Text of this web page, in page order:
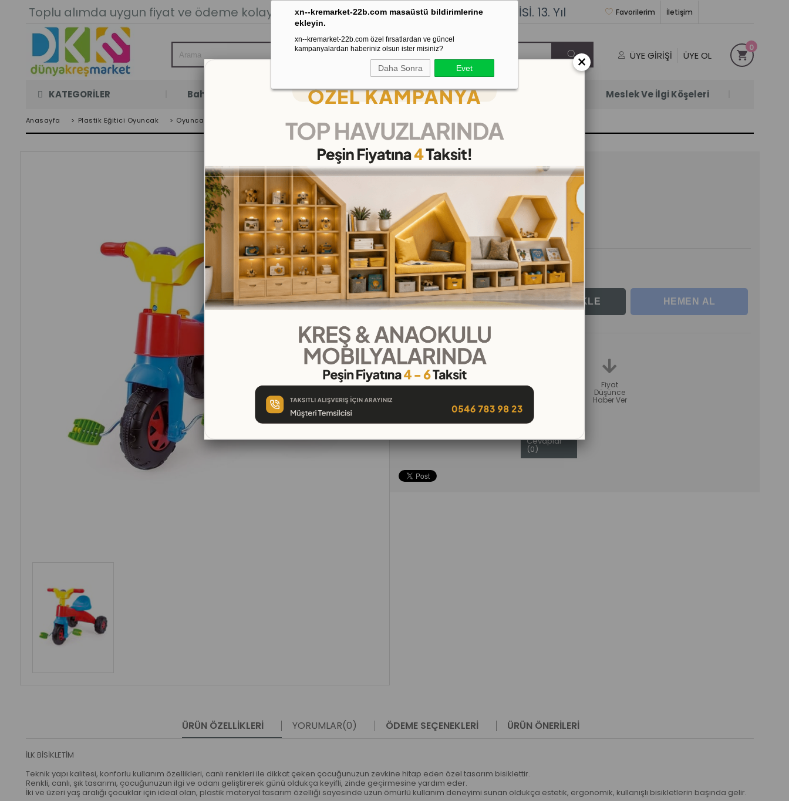
xn--kremarket-22b.com masaüstü bildirimlerine
ekleyin.
xn--kremarket-22b.com özel fırsatlardan ve güncel
kampanyalardan haberiniz olsun ister misiniz?
Daha Sonra Evet
Toplu alımda uygun fiyat ve ödeme kolaylığı. Stoktan Gönderim.% 100İADEGARANTİSİ. 13. Yıl İletişim
Favorilerim
ÜYE GIRIŞI ÜYE OL
0
KATEGORİLER Bahçe Oyun Odası Kaydırak Salıncak Tahterevalli Çok Satanlar Meslek Ve İlgi Köşeleri
Anasayfa > Plastik Eğitici Oyuncak > Oyuncak Arabalar 3 Tekerlekli İlk Bisikletim
3 Tekerlekli İlk Bisikletim
(KMD7206)
₺1.645,00 (KDV Dahil)
₺182,78 `den başlayan taksitlerle
Telefonla Favorilere İstek Listeme Fiyat
Düşünce
Haber Ver
Sorular (0)
Cevaplar
(0)
ÜRÜN ÖZELLIKLERI YORUMLAR(0) ÖDEME SEÇENEKLERI ÜRÜN ÖNERILERI
İLK BİSİKLETİM
Teknik yapı kalitesi, konforlu kullanım özellikleri, canlı renkleri ile dikkat çeken çocuğunuzun zevkine hitap eden özel tasarım bisiklettir.
Renkli, canlı, şık tasarımı, çocuğunuzun ilgi ve odanı geliştirerek günü oldukça keyifli, zinde geçirmesine yardım eder.
İki ve üzeri yaş aralığı çocuklar için ideal olan, plastik materyal tasarım özelliği sayesinde uzun ömürlü kullanım deneyimi sunan oldukça estetik, ergonomik, kullanışlı bisikletlerin başında gelir.
×